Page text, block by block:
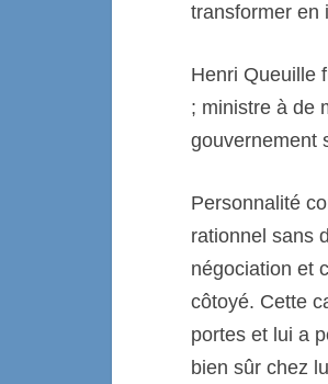
transformer en
Henri Queuille
; ministre à de
gouvernement
Personnalité
rationnel sans
négociation et
côtoyé. Cette
portes et lui a
bien sûr chez